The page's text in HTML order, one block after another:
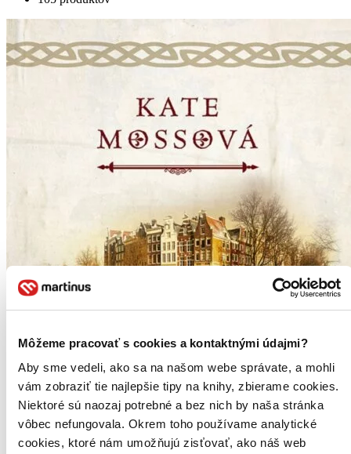
Môžeme pracovať s cookies a kontaktnými údajmi?
Aby sme vedeli, ako sa na našom webe správate, a mohli
vám zobraziť tie najlepšie tipy na knihy, zbierame cookies.
Niektoré sú naozaj potrebné a bez nich by naša stránka
vôbec nefungovala. Okrem toho používame analytické
cookies, ktoré nám umožňujú zisťovať, ako náš web